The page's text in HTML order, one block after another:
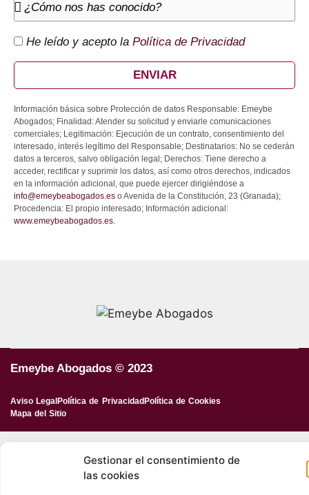
Gestionar el consentimiento de
las cookies
He leído y acepto la Política de Privacidad
ENVIAR
Información básica sobre Protección de datos Responsable: Emeybe
Abogados; Finalidad: Atender su solicitud y enviarle comunicaciones
comerciales; Legitimación: Ejecución de un contrato, consentimiento del
interesado, interés legítimo del Responsable; Destinatarios: No se cederán
datos a terceros, salvo obligación legal; Derechos: Tiene derecho a
acceder, rectificar y suprimir los datos, así como otros derechos, indicados
en la información adicional, que puede ejercer dirigiéndose a
info@emeybeabogados.es o Avenida de la Constitución, 23 (Granada);
Procedencia: El propio interesado; Información adicional:
www.emeybeabogados.es
Emeybe Abogados © 2023
Aviso LegalPolítica de PrivacidadPolítica de Cookies
Mapa del Sitio